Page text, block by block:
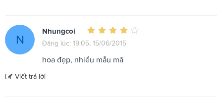
N
Nhungcoi
Đăng lúc: 19:05, 15/06/2015
hoa đẹp, nhiều mẫu mã
Viết trả lời